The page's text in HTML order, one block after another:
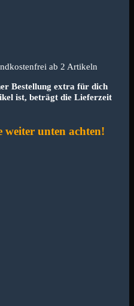
ab 2 Artikeln
Bestellung extra für dich
ist, beträgt die Lieferzeit
weiter unten achten!